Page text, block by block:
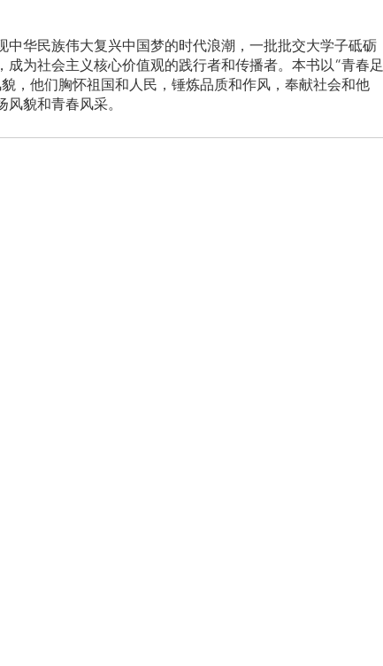
华民族伟大复兴中国梦的时代浪潮，一批批交大学子砥砺
为社会主义核心价值观的践行者和传播者。本书以“青春足
，他们胸怀祖国和人民，锤炼品质和作风，奉献社会和他
貌和青春风采。